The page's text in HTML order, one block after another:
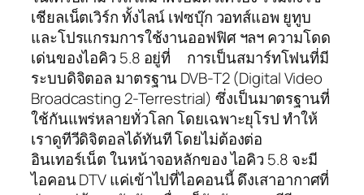
เชียลเน็ตเวิร์ก ทั้งไลน์ เฟซบุ๊ก วอทส์แอพ ยูทูบ
และโปรแกรมการใช้งานออฟฟิศ ฯลฯ ความโดด
เด่นของไอคิว 5.8 อยู่ที่ การเป็นสมาร์ทโฟนที่มี
ระบบดิจิตอล มาตรฐาน DVB-T2 (Digital Video
Broadcasting 2-Terrestrial) ซึ่งเป็นมาตรฐานที่
ใช้กันแพร่หลายทั่วโลก โดยเฉพาะยุโรป ทำให้
เราดูทีวีดิจิตอลได้ทันที โดยไม่ต้องต่อ
อินเทอร์เน็ต ในหน้าจอหลักของ ไอคิว 5.8 จะมี
ไอคอน DTV แค่เข้าไปที่ไอคอนนี้ ดึงเสาอากาศที่